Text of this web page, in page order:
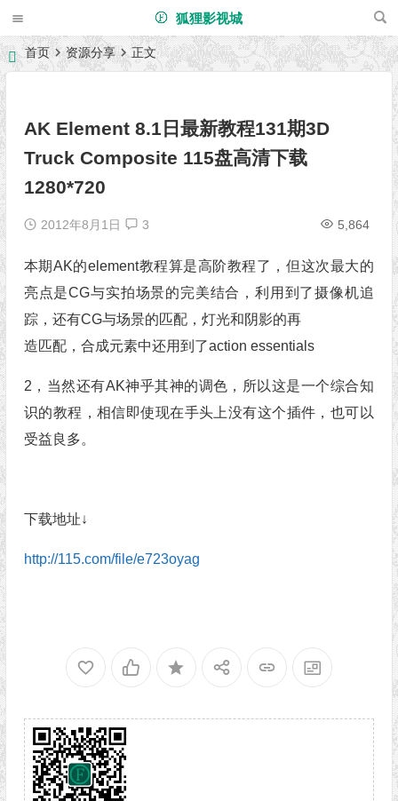
狐狸影视城
首页 资源分享 正文
AK Element 8.1日最新教程131期3D
Truck Composite 115盘高清下载
1280*720
2012年8月1日 3 5,864
本期AK的element教程算是高阶教程了，但这次最大的
亮点是CG与实拍场景的完美结合，利用到了摄像机追
踪，还有CG与场景的匹配，灯光和阴影的再
造匹配，合成元素中还用到了action essentials
2，当然还有AK神乎其神的调色，所以这是一个综合知
识的教程，相信即使现在手头上没有这个插件，也可以
受益良多。
下载地址↓
http://115.com/file/e723oyag